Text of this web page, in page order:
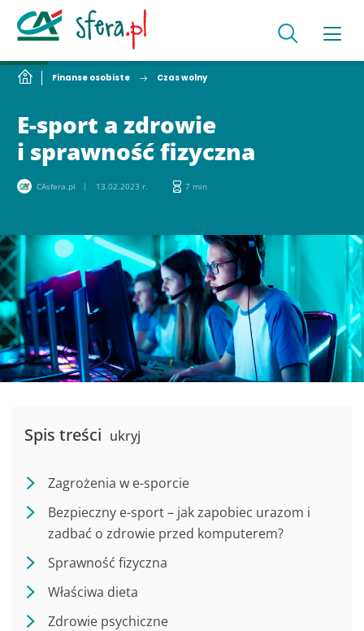
Finanse osobiste Czas wolny
E-sport a zdrowie
i sprawność fizyczna
CAsfera.pl 13.02.2023 r. 7 min
Spis treści ukryj
Zagrożenia w e-sporcie
Bezpieczny e-sport – jak zapobiec urazom i
zadbać o zdrowie przed komputerem?
Sprawność fizyczna
Właściwa dieta
Zdrowie psychiczne